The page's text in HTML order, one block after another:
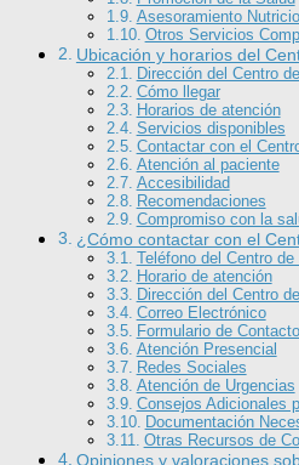
Asesoramiento
Otros Servicios
Ubicación y horarios del
Dirección del Centro
Cómo llegar
Horarios de atención
Servicios disponibles
Contactar con el
Atención al paciente
Accesibilidad
Recomendaciones
Compromiso con la
¿Cómo contactar con el
Teléfono del Centro de
Horario de atención
Dirección del Centro
Correo Electrónico
Formulario de
Atención Presencial
Redes Sociales
Atención de Urgencias
Consejos Adicionales
Documentación
Otras Recursos de
Opiniones y valoraciones